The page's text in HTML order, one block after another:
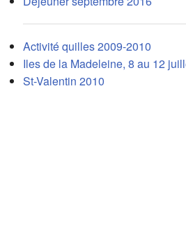
Activité quilles 2009-2010
Iles de la Madeleine, 8 au 12
St-Valentin 2010